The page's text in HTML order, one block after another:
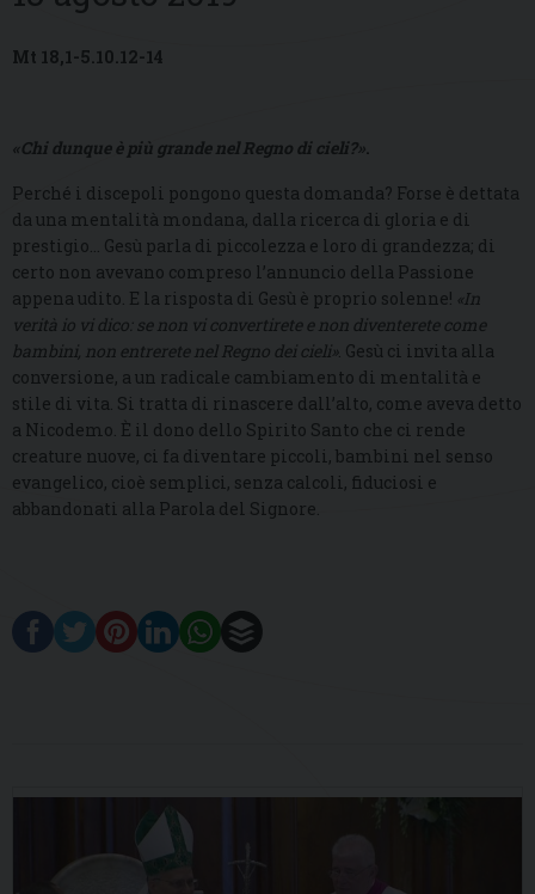
Mt 18,1-5.10.12-14
«Chi dunque è più grande nel Regno di cieli?».
Perché i discepoli pongono questa domanda? Forse è dettata
da una mentalità mondana, dalla ricerca di gloria e di
prestigio… Gesù parla di piccolezza e loro di grandezza; di
certo non avevano compreso l’annuncio della Passione
appena udito. E la risposta di Gesù è proprio solenne! «In
verità io vi dico: se non vi convertirete e non diventerete come
bambini, non entrerete nel Regno dei cieli». Gesù ci invita alla
conversione, a un radicale cambiamento di mentalità e
stile di vita. Si tratta di rinascere dall’alto, come aveva detto
a Nicodemo. È il dono dello Spirito Santo che ci rende
creature nuove, ci fa diventare piccoli, bambini nel senso
evangelico, cioè semplici, senza calcoli, fiduciosi e
abbandonati alla Parola del Signore.